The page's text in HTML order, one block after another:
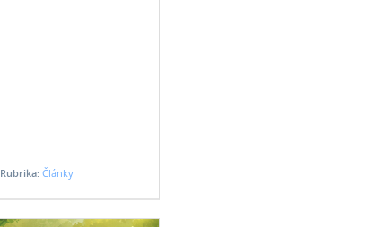
Rubrika: Články